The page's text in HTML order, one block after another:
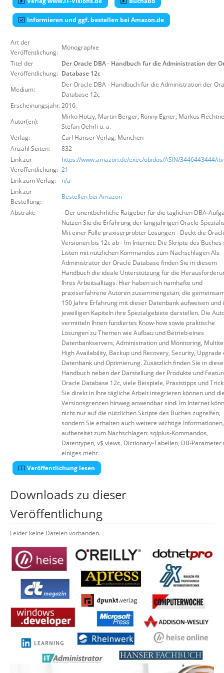
Über uns
Suche
Informieren und ggf. bestellen bei Amazon.de
Art der
Veröffentlichung:
Monographie
Titel der
Veröffentlichung:
Der Oracle DBA - Handbuch für die Administration der
Database 12c
Medium:
Der Oracle DBA - Handbuch für die Administration der
Database 12c
Erscheinungsjahr:2016
Autor(en):
Mirko Hotzy, Martin Berger, Ronny Egner, Markus
Stefan Oehrli u. a.
Verlag:
Carl Hanser Verlag, München
Anzahl Seiten:
832
Link zur
Veröffentlichung:
https://www.amazon.de/exec/obidos/ASIN/3446443444/
21
Link zum Verlag:
n/a
Link zur
Bestellung:
Bestellen bei Amazon
Abstrakt:
- Der unentbehrliche Ratgeber für die täglichen DBA-
Nutzen Sie die Erfahrung der langjährigen Oracle-
Mit einer Fülle praxiserprobter Lösungen - Deckt die
Versionen bis 12c ab - Im Internet: Die Skripte des Buches
Listen mit nützlichen Kommandos zum Nachschlagen Als
Administrator der Oracle Database finden Sie in diesem
Handbuch die ideale Unterstützung für die
Ihres Arbeitsalltags. Hier haben sich namhafte und
praxiserfahrene Autoren zusammengetan, die
150 Jahre Erfahrung mit dieser Datenbank aufweisen und
jeweiligen Kapiteln ihre Spezialgebiete darstellen. Die
vermitteln Ihnen fundiertes Know-how sowie praktische
Lösungen zu Themen wie Aufbau und Betrieb eines
Datenbankservers, Administration und Monitoring,
High Availability, Backup und Recovery, Security, Upgrade
Datenbank und Optimierung. Zusätzlich finden Sie in
Handbuch neben der Darstellung der Produkte und
Oracle Database 12c, viele Beispiele, Praxistipps und
Sie direkt in Ihre tägliche Arbeit integrieren können und
Versionsgrenzen hinweg anwendbar sind. Im Internet
nicht nur auf die nützlichen Skripte des Buches zugreifen,
sondern Sie erhalten auch weitere wichtige
aufbereitet zum Nachschlagen: sqlplus-Kommandos,
Datentypen, v$ views, Dictionary-Tabellen, DB-Parameter
einiges mehr.
Veröffentlichung lesen
Downloads zu dieser
Veröffentlichung
Leider keine Dateien vorhanden.